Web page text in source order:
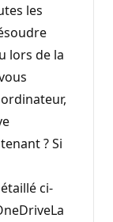
les
lors de la
? Si
ci-